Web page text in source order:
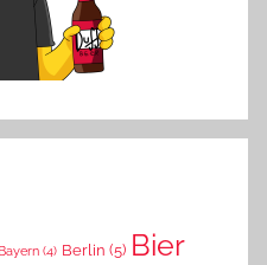
Bayern (4) Berlin (5) Bier